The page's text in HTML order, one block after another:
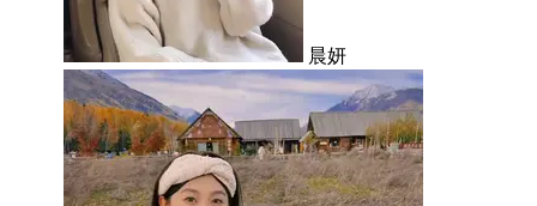
晨妍